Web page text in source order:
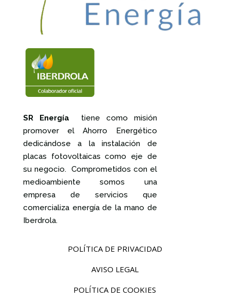
SR Energía
tiene como misión
promover el Ahorro Energético
dedicándose a la instalación de
placas fotovoltaicas como eje de
su negocio. Comprometidos con el
medioambiente somos una
empresa de servicios que
comercializa energía de la mano de
Iberdrola.
POLÍTICA DE PRIVACIDAD
AVISO LEGAL
POLÍTICA DE COOKIES